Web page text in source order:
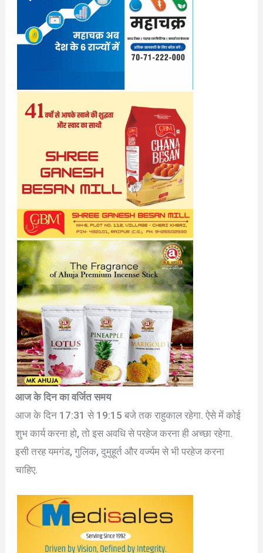
आज के दिन का वर्जित समय
आज के दिन 17:31 से 19:15 बजे तक राहुकाल रहेगा. ऐसे में कोई
शुभ कार्य करना हो, तो इस अवधि से परहेज करना ही अच्छा रहेगा.
इसी तरह यमगंड, गुलिक, दुमुहूर्त और वर्ज्यम से भी परहेज करना
चाहिए.